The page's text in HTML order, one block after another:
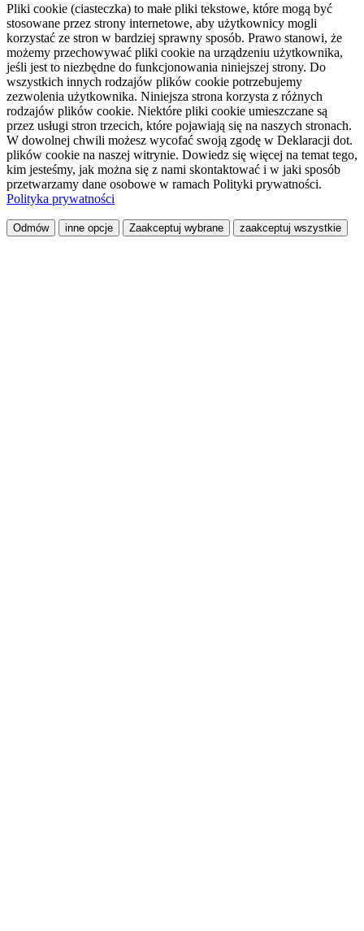
Pliki cookie (ciasteczka) to małe pliki tekstowe, które mogą być
stosowane przez strony internetowe, aby użytkownicy mogli
korzystać ze stron w bardziej sprawny sposób. Prawo stanowi, że
możemy przechowywać pliki cookie na urządzeniu użytkownika,
jeśli jest to niezbędne do funkcjonowania niniejszej strony. Do
wszystkich innych rodzajów plików cookie potrzebujemy
zezwolenia użytkownika. Niniejsza strona korzysta z różnych
rodzajów plików cookie. Niektóre pliki cookie umieszczane są
przez usługi stron trzecich, które pojawiają się na naszych stronach.
W dowolnej chwili możesz wycofać swoją zgodę w Deklaracji dot.
plików cookie na naszej witrynie. Dowiedz się więcej na temat tego,
kim jesteśmy, jak można się z nami skontaktować i w jaki sposób
przetwarzamy dane osobowe w ramach Polityki prywatności.
Polityka prywatności
Odmów inne opcje Zaakceptuj wybrane zaakceptuj wszystkie